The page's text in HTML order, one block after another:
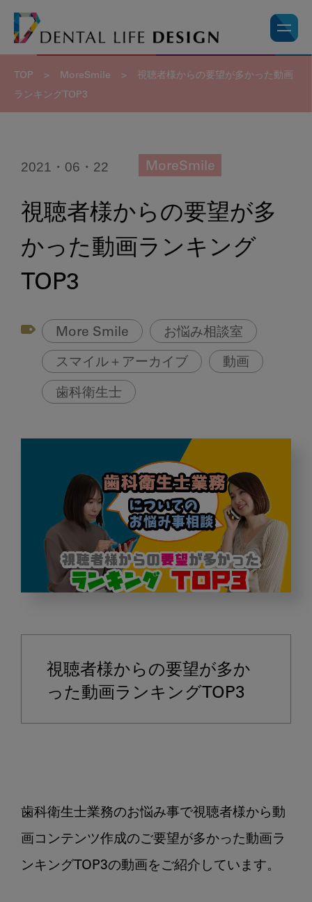
TOP > MoreSmile > 視聴者様からの要望が多かった 動画
ランキングTOP3
2021・06・22 MoreSmile
視聴者様からの要望が多
かった動画ランキング
TOP3
More Smile お悩み相談室
スマイル＋アーカイブ 動画
歯科衛生士
者
っ
た
画
視聴者様からの要望が多か
った動画ランキングTOP3
歯科衛生士業務のお悩み事で視聴者様から動
画コンテンツ作成のご要望が多かった動画ラ
ンキングTOP3の動画をご紹介しています。